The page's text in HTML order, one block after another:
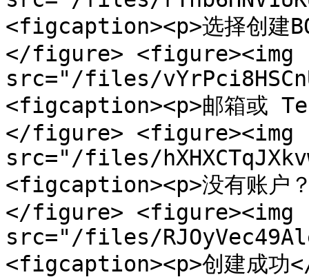
<figcaption><p>选择创建
</figure> <figure><img
src="/files/
<figcaption><p>邮箱或
</figure> <figure><img
src="/files/
<figcaption><p>没有账户
</figure> <figure><img
src="/files/
<figcaption><p>创建成